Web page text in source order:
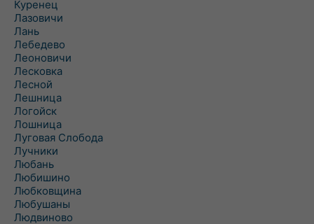
Куренец
Лазовичи
Лань
Лебедево
Леоновичи
Лесковка
Лесной
Лешница
Логойск
Лошница
Луговая Слобода
Лучники
Любань
Любишино
Любковщина
Любушаны
Людвиново